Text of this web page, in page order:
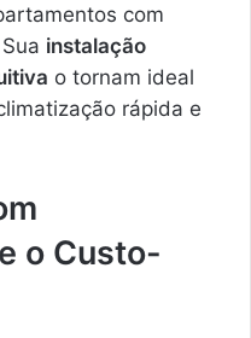
com
instalação
o tornam ideal
rápida e
o Custo-